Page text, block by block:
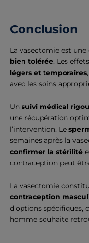
Conclusion
La vasectomie est
bien tolérée. Les
légers et temporaires
avec les soins
Un suivi médical
une récupération
l’intervention. Le
semaines après la
confirmer la stérilité
contraception peut
La vasectomie
contraception
d’options spécifiques,
homme souhaite